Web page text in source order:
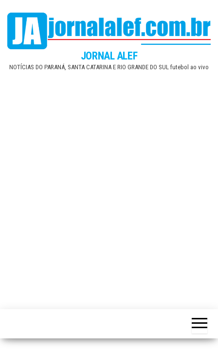
content
JORNAL ALEF
NOTÍCIAS DO PARANÁ, SANTA CATARINA E RIO GRANDE DO SUL futebol ao vivo